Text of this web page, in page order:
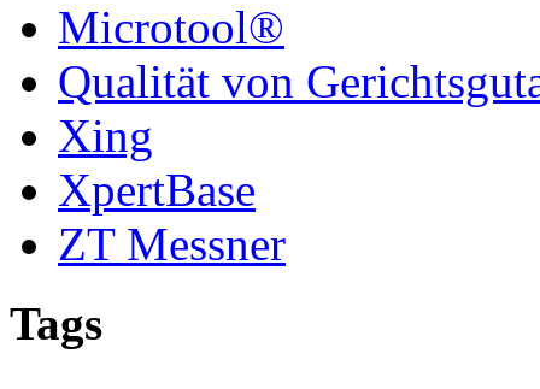
Microtool®
Qualität von
Xing
XpertBase
ZT Messner
Tags